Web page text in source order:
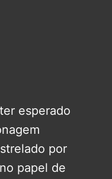
esperado
por
papel de